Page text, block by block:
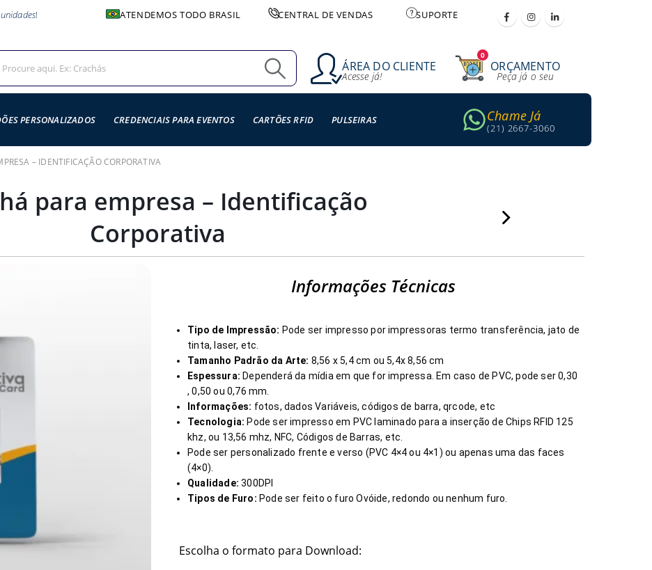
! ATENDEMOS TODO BRASIL CENTRAL DE VENDAS SUPORTE
ÁREA DO CLIENTE
Acesse já!
0
ORÇAMENTO
Peça já o seu
PERSONALIZADOS CREDENCIAIS PARA EVENTOS CARTÕES RFID PULSEIRAS Chame Já
(21) 2667-3060
– IDENTIFICAÇÃO CORPORATIVA
para empresa – Identificação
Corporativa
Informações Técnicas
Tipo de Impressão: Pode ser impresso por impressoras termo transferência, jato de
tinta, laser, etc.
Tamanho Padrão da Arte: 8,56 x 5,4 cm ou 5,4x 8,56 cm
Espessura: Dependerá da mídia em que for impressa. Em caso de PVC, pode ser 0,30
, 0,50 ou 0,76 mm.
Informações: fotos, dados Variáveis, códigos de barra, qrcode, etc
Tecnologia: Pode ser impresso em PVC laminado para a inserção de Chips RFID 125
khz, ou 13,56 mhz, NFC, Códigos de Barras, etc.
Pode ser personalizado frente e verso (PVC 4×4 ou 4×1) ou apenas uma das faces
(4×0).
Qualidade: 300DPI
Tipos de Furo: Pode ser feito o furo Ovóide, redondo ou nenhum furo.
Escolha o formato para Download: